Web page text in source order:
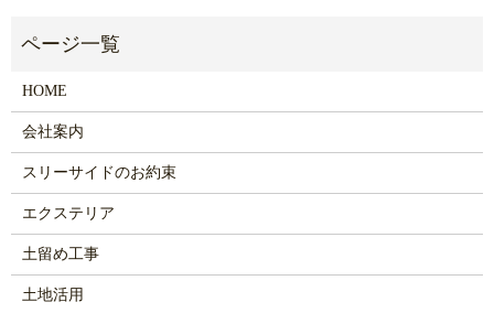
HOME
会社案内
スリーサイドのお約束
エクステリア
土留め工事
土地活用